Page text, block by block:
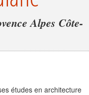
Alpes Côte-
études en architecture